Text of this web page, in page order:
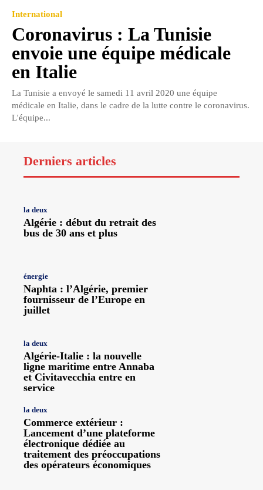
International
Coronavirus : La Tunisie
envoie une équipe médicale
en Italie
La Tunisie a envoyé le samedi 11 avril 2020 une équipe
médicale en Italie, dans le cadre de la lutte contre le coronavirus.
L'équipe...
Derniers articles
la deux
Algérie : début du retrait des
bus de 30 ans et plus
énergie
Naphta : l’Algérie, premier
fournisseur de l’Europe en
juillet
la deux
Algérie-Italie : la nouvelle
ligne maritime entre Annaba
et Civitavecchia entre en
service
la deux
Commerce extérieur :
Lancement d’une plateforme
électronique dédiée au
traitement des préoccupations
des opérateurs économiques